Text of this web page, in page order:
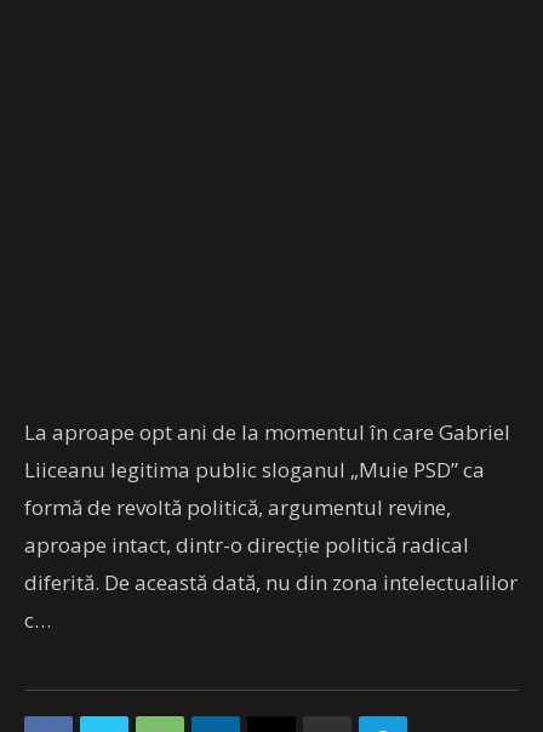
La aproape opt ani de la momentul în care Gabriel
Liiceanu legitima public sloganul „Muie PSD” ca
formă de revoltă politică, argumentul revine,
aproape intact, dintr-o direcție politică radical
diferită. De această dată, nu din zona intelectualilor
c…